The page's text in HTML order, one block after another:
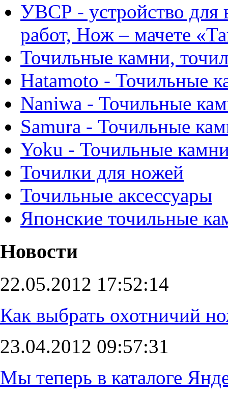
УВСР - устройство для
работ, Нож – мачете
Точильные камни,
Hatamoto - Точильные
Naniwa - Точильные
Samura - Точильные
Yoku - Точильные
Точилки для ножей
Точильные аксессуары
Японские точильные
Новости
22.05.2012 17:52:14
Как выбрать охотничий
23.04.2012 09:57:31
Мы теперь в каталоге